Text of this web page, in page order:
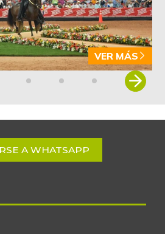
VER MÁS
A WHATSAPP